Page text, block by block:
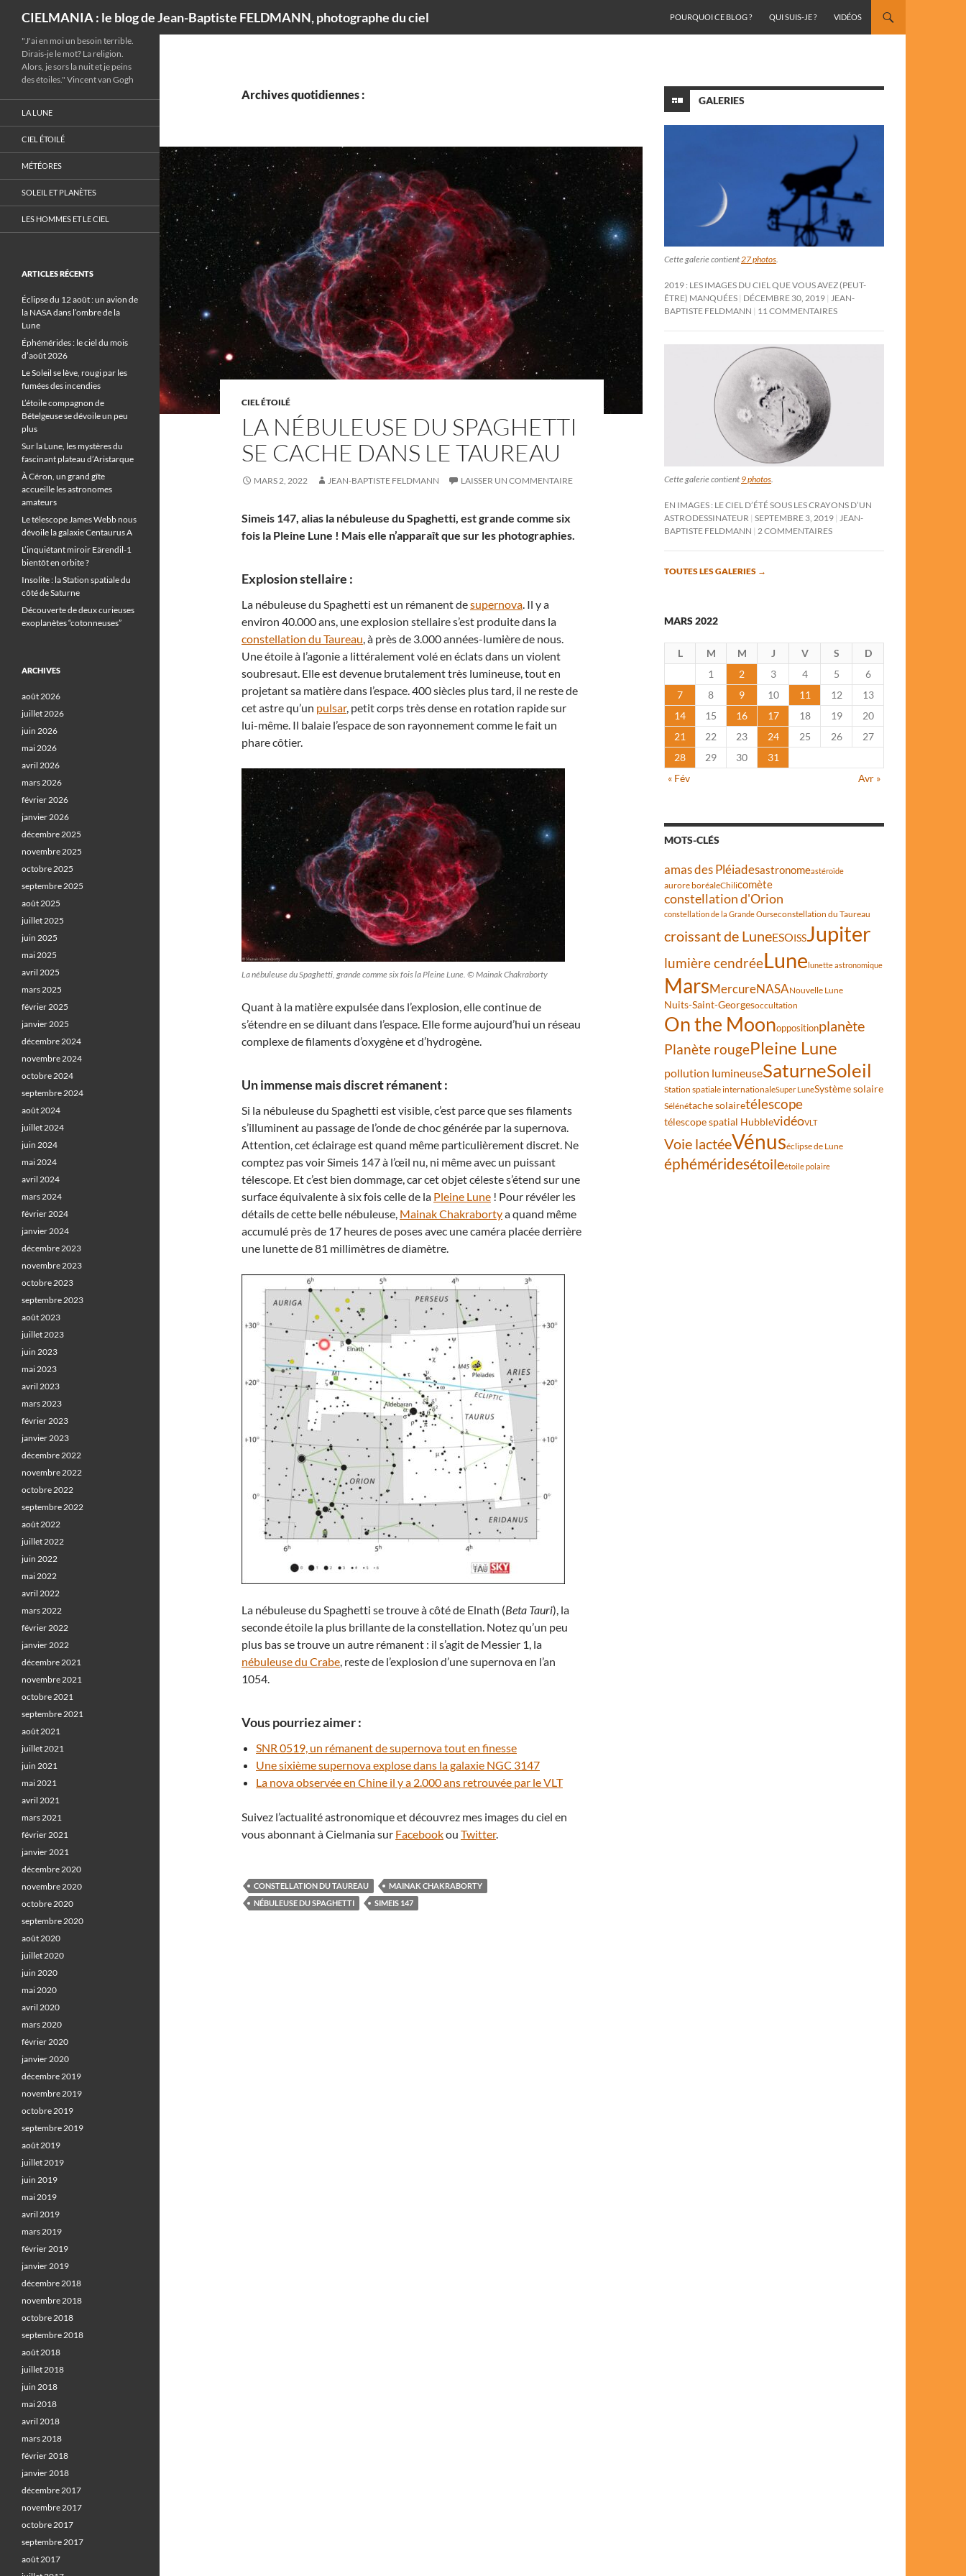
CIELMANIA : le blog de Jean-Baptiste FELDMANN, photographe du ciel
POURQUOI CE BLOG ?
QUI SUIS-JE ? VIDÉOS
Archives quotidiennes :
CIEL ÉTOILÉ
LA NÉBULEUSE DU SPAGHETTI
SE CACHE DANS LE TAUREAU
MARS 2, 2022 JEAN-BAPTISTE FELDMANN LAISSER UN COMMENTAIRE
Simeis 147, alias la nébuleuse du Spaghetti, est grande comme six
fois la Pleine Lune ! Mais elle n’apparaît que sur les photographies.
Explosion stellaire :
La nébuleuse du Spaghetti est un rémanent desupernova. Il y a
environ 40.000 ans, une explosion stellaire s’est produite dans la
constellation du Taureau, à près de 3.000 années-lumière de nous.
Une étoile à l’agonie a littéralement volé en éclats dans un violent
soubresaut. Elle est devenue brutalement très lumineuse, tout en
projetant sa matière dans l’espace. 400 siècles plus tard, il ne reste de
cet astre qu’un pulsar, petit corps très dense en rotation rapide sur
lui-même. Il balaie l’espace de son rayonnement comme le fait un
phare côtier.
La nébuleuse du Spaghetti, grande comme six fois la Pleine Lune. © Mainak Chakraborty
Quant à la matière expulsée dans l’explosion, elle continue de
s’étendre en se diluant dans l’espace. Elle forme aujourd’hui un réseau
complexe de filaments d’oxygène et d’hydrogène.
Un immense mais discret rémanent :
Si la nébuleuse du Spaghetti est visible, c’est parce que ses filaments
s’illuminent au passage de l’onde de choc générée par la supernova.
Attention, cet éclairage est quand même particulièrement discret. Ne
comptez pas voir Simeis 147 à l’œil nu, ni même avec un puissant
télescope. Et c’est bien dommage, car cet objet céleste s’étend sur une
surface équivalente à six fois celle de la Pleine Lune ! Pour révéler les
détails de cette belle nébuleuse, Mainak Chakrabortya quand même
accumulé près de 17 heures de poses avec une caméra placée derrière
une lunette de 81 millimètres de diamètre.
La nébuleuse du Spaghetti se trouve à côté de Elnath (Beta Tauri), la
seconde étoile la plus brillante de la constellation. Notez qu’un peu
plus bas se trouve un autre rémanent : il s’agit de Messier 1, la
nébuleuse du Crabe, reste de l’explosion d’une supernova en l’an
1054.
Vous pourriez aimer :
SNR 0519, un rémanent de supernova tout en finesse
Une sixième supernova explose dans la galaxie NGC 3147
La nova observée en Chine il y a 2.000 ans retrouvée par le VLT
Suivez l’actualité astronomique et découvrez mes images du ciel en
vous abonnant à Cielmania sur Facebookou Twitter.
CONSTELLATION DU TAUREAU
MAINAK CHAKRABORTY
NÉBULEUSE DU SPAGHETTI
SIMEIS 147
GALERIES
Cette galerie contient27 photos.
2019 : LES IMAGES DU CIEL QUE VOUS AVEZ (PEUT-
ÊTRE) MANQUÉES DÉCEMBRE 30, 2019 JEAN-
BAPTISTE FELDMANN
11 COMMENTAIRES
Cette galerie contient 9 photos
EN IMAGES : LE CIEL D’ÉTÉ SOUS LES CRAYONS D’UN
ASTRODESSINATEUR SEPTEMBRE 3, 2019
JEAN-
BAPTISTE FELDMANN
2 COMMENTAIRES
TOUTES LES GALERIES →
MARS 2022
L M M J V S
D
1
2 3 4 5
6
7
8 9 10 11 12
13
14
15 16 17 18 19
20
21
22 23 24 25 26
27
28
29 30
31
« Fév
Avr »
MOTS-CLÉS
amas des Pléiadesastronomeastéroïde
aurore boréaleChilicomète
constellation d'Orion
constellation de la Grande Ourseconstellation du Taureau
croissant de LuneESOISSJupiter
lumière cendréeLunelunette astronomique
MarsMercureNASANouvelle Lune
Nuits-Saint-Georgesoccultation
On the Moonoppositionplanète
Planète rougePleine Lune
pollution lumineuseSaturneSoleil
Station spatiale internationaleSuper LuneSystème solaire
Sélénétache solairetélescope
télescope spatial HubblevidéoVLT
Voie lactéeVénuséclipse de Lune
éphéméridesétoileétoile polaire
"J'ai en moi un besoin terrible.
Dirais-je le mot? La religion.
Alors, je sors la nuit et je peins
des étoiles." Vincent van Gogh
LA LUNE
CIEL ÉTOILÉ
MÉTÉORES
SOLEIL ET PLANÈTES
LES HOMMES ET LE CIEL
ARTICLES RÉCENTS
Éclipse du 12 août : un avion de
la NASA dans l’ombre de la
Lune
Éphémérides : le ciel du mois
d’août 2026
Le Soleil se lève, rougi par les
fumées des incendies
L’étoile compagnon de
Bételgeuse se dévoile un peu
plus
Sur la Lune, les mystères du
fascinant plateau d’Aristarque
À Céron, un grand gîte
accueille les astronomes
amateurs
Le télescope James Webb nous
dévoile la galaxie Centaurus A
L’inquiétant miroir Eärendil-1
bientôt en orbite ?
Insolite : la Station spatiale du
côté de Saturne
Découverte de deux curieuses
exoplanètes “cotonneuses”
ARCHIVES
août 2026
juillet 2026
juin 2026
mai 2026
avril 2026
mars 2026
février 2026
janvier 2026
décembre 2025
novembre 2025
octobre 2025
septembre 2025
août 2025
juillet 2025
juin 2025
mai 2025
avril 2025
mars 2025
février 2025
janvier 2025
décembre 2024
novembre 2024
octobre 2024
septembre 2024
août 2024
juillet 2024
juin 2024
mai 2024
avril 2024
mars 2024
février 2024
janvier 2024
décembre 2023
novembre 2023
octobre 2023
septembre 2023
août 2023
juillet 2023
juin 2023
mai 2023
avril 2023
mars 2023
février 2023
janvier 2023
décembre 2022
novembre 2022
octobre 2022
septembre 2022
août 2022
juillet 2022
juin 2022
mai 2022
avril 2022
mars 2022
février 2022
janvier 2022
décembre 2021
novembre 2021
octobre 2021
septembre 2021
août 2021
juillet 2021
juin 2021
mai 2021
avril 2021
mars 2021
février 2021
janvier 2021
décembre 2020
novembre 2020
octobre 2020
septembre 2020
août 2020
juillet 2020
juin 2020
mai 2020
avril 2020
mars 2020
février 2020
janvier 2020
décembre 2019
novembre 2019
octobre 2019
septembre 2019
août 2019
juillet 2019
juin 2019
mai 2019
avril 2019
mars 2019
février 2019
janvier 2019
décembre 2018
novembre 2018
octobre 2018
septembre 2018
août 2018
juillet 2018
juin 2018
mai 2018
avril 2018
mars 2018
février 2018
janvier 2018
décembre 2017
novembre 2017
octobre 2017
septembre 2017
août 2017